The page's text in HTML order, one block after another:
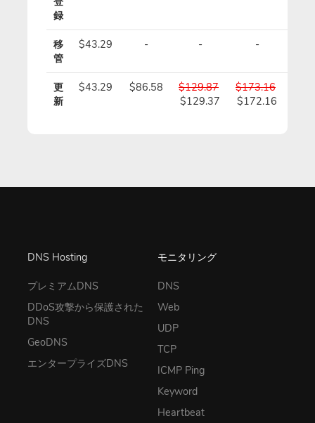
録
移
管
$43.29 - - -
更
新
$43.29 $86.58
$129.87
$129.37
$173.16
$172.16
DNS Hosting
プレミアムDNS
DDoS攻撃から保護された
DNS
GeoDNS
エンタープライズDNS
モニタリング
DNS
Web
UDP
TCP
ICMP Ping
Keyword
Heartbeat